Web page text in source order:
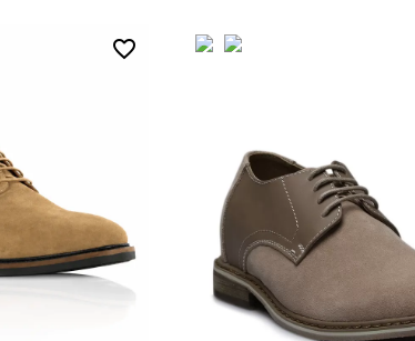
favorite_border